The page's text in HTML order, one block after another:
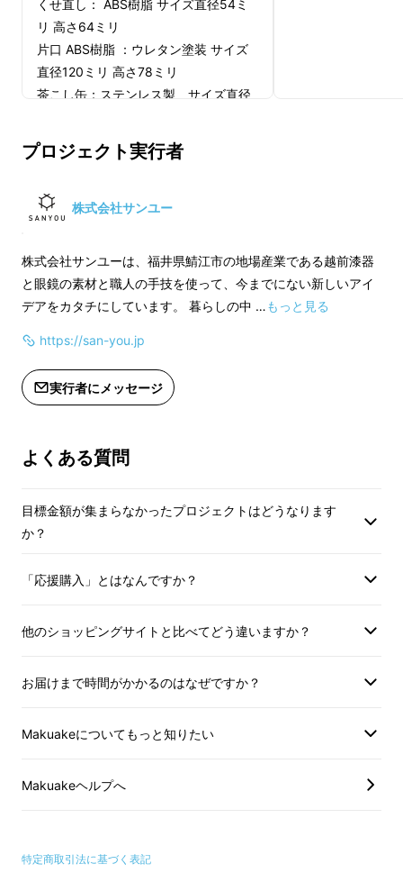
製茶せん、くせ直し、片口、茶こし缶と、それ
らをコンパクトに収納し持ち運びできる茶箱＆
ショルダーバッグの６点セット。
る〝おもてなし〟の精神が息づく本格抹茶の一
いという思いから生まれた
大自然の中で本格的な抹茶ラテが
楽しめる
①お手持ちのティースプーン一杯分
くせ直し： ABS樹脂 サイズ直径54ミ
リ 高さ64ミリ
片口 ABS樹脂 ：ウレタン塗装 サイズ
直径120ミリ 高さ78ミリ
茶こし缶：ステンレス製 サイズ直径
茶箱：タモ突板/MDF ウレタン塗装 サ
イズW245×D135×H122ミリ
プロジェクト実行者
株式会社サンユー
株式会社サンユーは、福井県鯖江市の地場産業である越前漆器
と眼鏡の素材と職人の手技を使って、今までにない新しいアイ
デアをカタチにしています。 暮らしの中 …もっと見る
https://san-you.jp
実行者にメッセージ
よくある質問
目標金額が集まらなかったプロジェクトはどうなります
か？
「応援購入」とはなんですか？
他のショッピングサイトと比べてどう違いますか？
お届けまで時間がかかるのはなぜですか？
Makuakeについてもっと知りたい
Makuakeヘルプへ
特定商取引法に基づく表記